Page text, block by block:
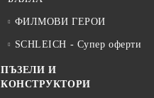
ФИЛМОВИ ГЕРОИ
SCHLEICH - Супер оферти
ПЪЗЕЛИ И
КОНСТРУКТОРИ